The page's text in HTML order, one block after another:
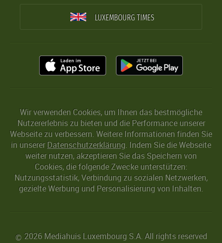
LUXEMBOURG TIMES
Wir verwenden Cookies, um Ihnen das bestmögliche
Nutzererlebnis zu bieten und die Performance unserer
Webseite zu verbessern. Weitere Informationen finden Sie
in unserer Datenschutzerklärung. Indem Sie die Webseite
weiter nutzen, akzeptieren Sie das Speichern von
Cookies, die folgende Zwecke unterstützen:
Nutzungsstatistik, Verbindung zu sozialen Netzwerken,
gezielte Werbung und Personalisierung von Inhalten.
© 2026 Mediahuis Luxembourg S.A. All rights reserved